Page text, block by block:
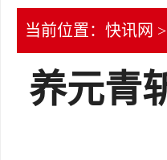
当前位置： 快讯网
养元青